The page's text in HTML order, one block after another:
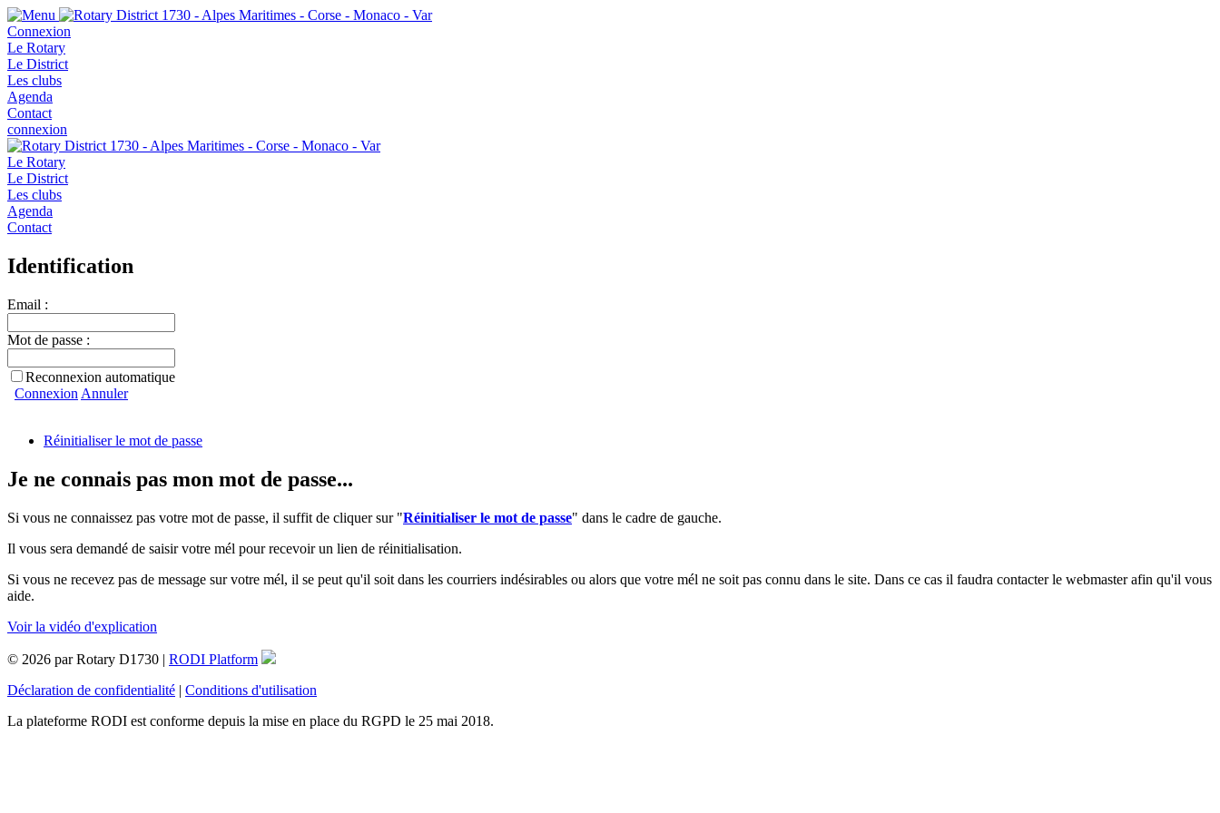
Connexion
Le Rotary
Le District
Les clubs
Agenda
Contact
connexion
Le Rotary
Le District
Les clubs
Agenda
Contact
Identification
Email :
Mot de passe :
Reconnexion automatique
Connexion Annuler
Réinitialiser le mot de passe
Je ne connais pas mon mot de passe...
Si vous ne connaissez pas votre mot de passe, il suffit de cliquer sur "Réinitialiser le mot de passe" dans le cadre de gauche.
Il vous sera demandé de saisir votre mél pour recevoir un lien de réinitialisation.
Si vous ne recevez pas de message sur votre mél, il se peut qu'il soit dans les courriers indésirables ou alors que votre mél ne soit pas connu dans le site. Dans ce cas il faudra contacter le webmaster afin qu'il vous
aide.
Voir la vidéo d'explication
© 2026 par Rotary D1730 | RODI Platform
Déclaration de confidentialité | Conditions d'utilisation
La plateforme RODI est conforme depuis la mise en place du RGPD le 25 mai 2018.